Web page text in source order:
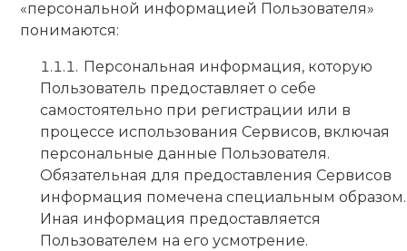
«персональной информацией Пользователя»
понимаются:
Персональная информация, которую
Пользователь предоставляет о себе
самостоятельно при регистрации или в
процессе использования Сервисов, включая
персональные данные Пользователя.
Обязательная для предоставления Сервисов
информация помечена специальным образом.
Иная информация предоставляется
Пользователем на его усмотрение.